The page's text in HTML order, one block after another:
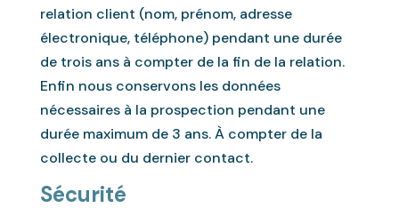
relation client (nom, prénom, adresse
électronique, téléphone) pendant une durée
de trois ans à compter de la fin de la relation.
Enfin nous conservons les données
nécessaires à la prospection pendant une
durée maximum de 3 ans. À compter de la
collecte ou du dernier contact.
Sécurité